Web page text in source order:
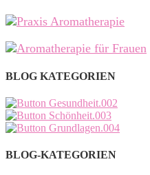
BLOG KATEGORIEN
BLOG-KATEGORIEN